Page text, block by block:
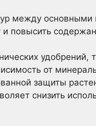
между основными
и повысить
удобрений,
от
защиты
снизить